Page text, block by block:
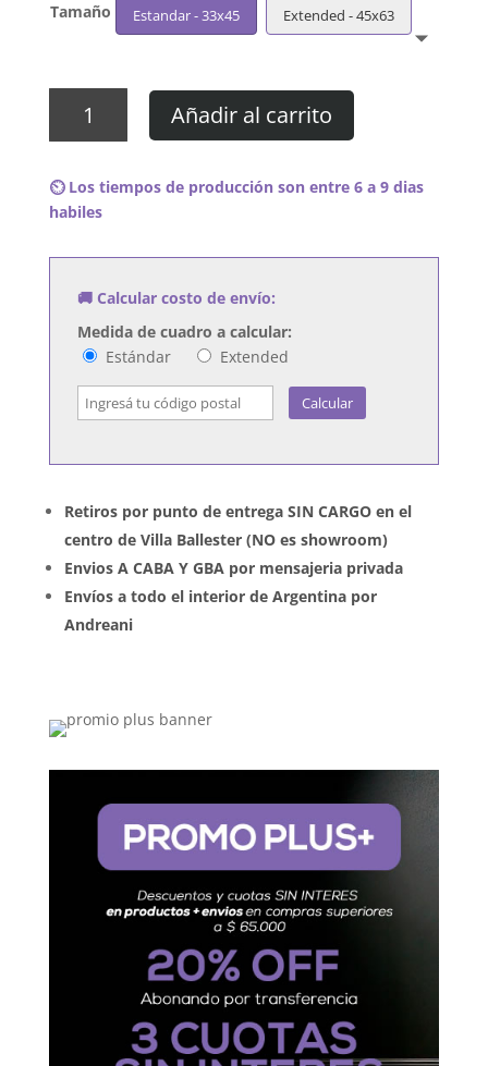
Tamaño Estandar - 33x45 Extended - 45x63
Skinny
Remix
Dys
Añadir al carrito
⏲️ Los tiempos de producción son entre 6 a 9 dias
habiles
🚚 Calcular costo de envío:
Medida de cuadro a calcular:
Estándar
Extended
Calcular
Retiros por punto de entrega SIN CARGO en el
centro de Villa Ballester (NO es showroom)
Envios A CABA Y GBA por mensajeria privada
Envíos a todo el interior de Argentina por
Andreani